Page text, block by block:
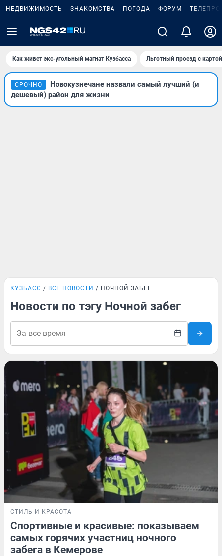
НЕДВИЖИМОСТЬ ЗНАКОМСТВА ПОГОДА ФОРУМ
Как живет экс-угольный магнат Кузбасса Льготный проезд с
СРОЧНО
Новокузнечане назвали самый лучший (и
дешевый) район для жизни
КУЗБАСС ВСЕ НОВОСТИ НОЧНОЙ ЗАБЕГ
Новости по тэгу Ночной забег
СТИЛЬ И КРАСОТА
Спортивные и красивые: показываем
самых горячих участниц ночного
забега в Кемерове